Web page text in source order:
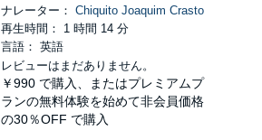
ナレーター： Chiquito Joaquim Crasto
再生時間： 1 時間 14 分
言語： 英語
レビューはまだありません。
￥990 で購入、またはプレミアムプ
ランの無料体験を始めて非会員価格
の30％OFF で購入